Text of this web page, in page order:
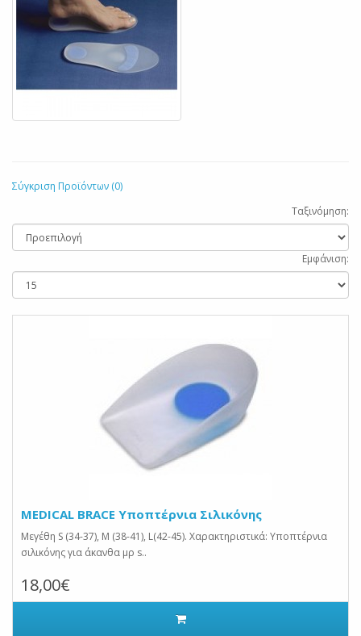
Σύγκριση Προϊόντων (0)
Ταξινόμηση:
Εμφάνιση:
MEDICAL BRACE Υποπτέρνια Σιλικόνης
Μεγέθη S (34-37), M (38-41), L(42-45). Χαρακτηριστικά: Υποπτέρνια
σιλικόνης για άκανθα μρ s..
18,00€